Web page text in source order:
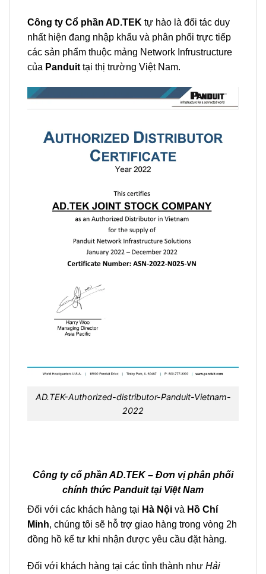
Công ty Cổ phần AD.TEK tự hào là đối tác duy
nhất hiện đang nhập khẩu và phân phối trực tiếp
các sản phẩm thuộc mảng Network Infrustructure
của Panduit tại thị trường Việt Nam.
AD.TEK-Authorized-distributor-Panduit-Vietnam-
2022
Công ty cổ phần AD.TEK – Đơn vị phân phối
chính thức Panduit tại Việt Nam
Đối với các khách hàng tại Hà Nội và Hồ Chí
Minh, chúng tôi sẽ hỗ trợ giao hàng trong vòng 2h
đồng hồ kể tư khi nhận được yêu cầu đặt hàng.
Đối với khách hàng tại các tỉnh thành như Hải